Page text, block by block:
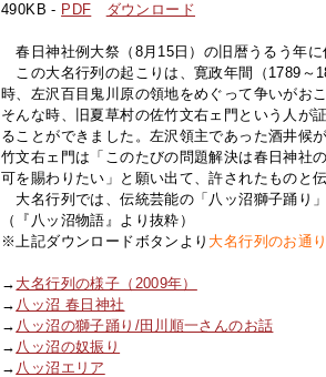
490KB - PDF ダウンロード
春日神社例大祭（8月15日）の旧暦うるう年に
この大名行列の起こりは、寛政年間（1789～
時、左沢百目鬼川原の領地をめぐって争いがお
そんな時、旧夏草村の佐竹文右ェ門という人が
ることができました。左沢領主であった酒井候
竹文右ェ門は「このたびの問題解決は春日神社
可を賜わりたい」と願い出て、許されたものと
大名行列では、伝統芸能の「八ッ沼獅子踊り
（『八ッ沼物語』より抜粋）
※上記ダウンロードボタンより 大名行列のお通
→ 大名行列の様子（2009年）
→ 八ッ沼 春日神社
→ 八ッ沼の獅子踊り/田川順一さんのお話
→ 八ッ沼の奴振り
→ 八ッ沼エリア